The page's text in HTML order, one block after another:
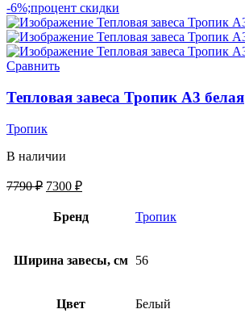
-6%;процент скидки
Сравнить
Тепловая завеса Тропик А3 белая
Тропик
В наличии
7790₽ 7300 ₽
Бренд Тропик
Ширина завесы, см 56
Цвет Белый